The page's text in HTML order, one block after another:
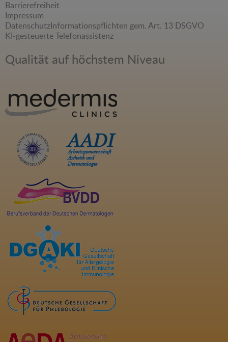
Barrierefreiheit
Impressum
DatenschutzInformationspflichten gem. Art. 13 DSGVO
KI-gesteuerte Telefonassistenz
Qualität auf höchstem Niveau